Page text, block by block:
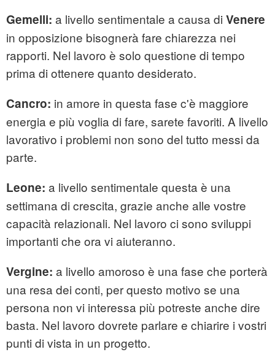
Gemelli: a livello sentimentale a causa di Venere
in opposizione bisognerà fare chiarezza nei
rapporti. Nel lavoro è solo questione di tempo
prima di ottenere quanto desiderato.
Cancro: in amore in questa fase c'è maggiore
energia e più voglia di fare, sarete favoriti. A livello
lavorativo i problemi non sono del tutto messi da
parte.
Leone: a livello sentimentale questa è una
settimana di crescita, grazie anche alle vostre
capacità relazionali. Nel lavoro ci sono sviluppi
importanti che ora vi aiuteranno.
Vergine: a livello amoroso è una fase che porterà
una resa dei conti, per questo motivo se una
persona non vi interessa più potreste anche dire
basta. Nel lavoro dovrete parlare e chiarire i vostri
punti di vista in un progetto.